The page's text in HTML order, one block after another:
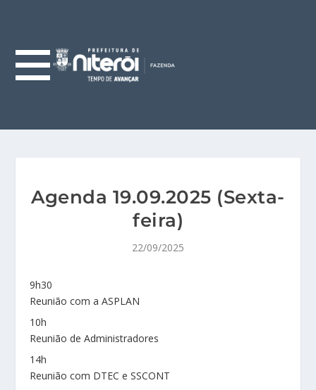
Agenda 19.09.2025 (Sexta-
feira)
22/09/2025
9h30
Reunião com a ASPLAN
10h
Reunião de Administradores
14h
Reunião com DTEC e SSCONT